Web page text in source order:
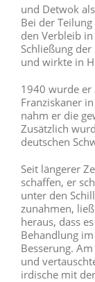
und Detwok
Bei der
den Verbleib
Schließung
und wirkte in
1940 wurde er
Franziskaner
nahm er die
Zusätzlich
deutschen
Seit längerer
schaffen, er
unter den
zunahmen,
heraus, dass
Behandlung
Besserung.
und
irdische mit